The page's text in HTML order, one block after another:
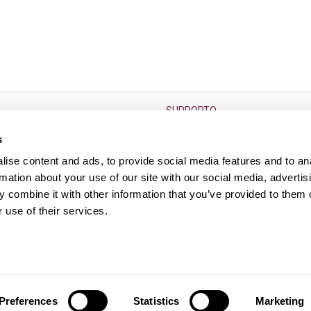
content and ads, to provide social media features and to
about your use of our site with our social media,
combine it with other information that you’ve provided to them
use of their services.
Preferences Statistics Marketing
termine
SUPPORTO
Condizioni di vendita
Diritto di reso dell’usato
Contatti
iscritta al REA di Roma n.1382839 © Hurry! 2026